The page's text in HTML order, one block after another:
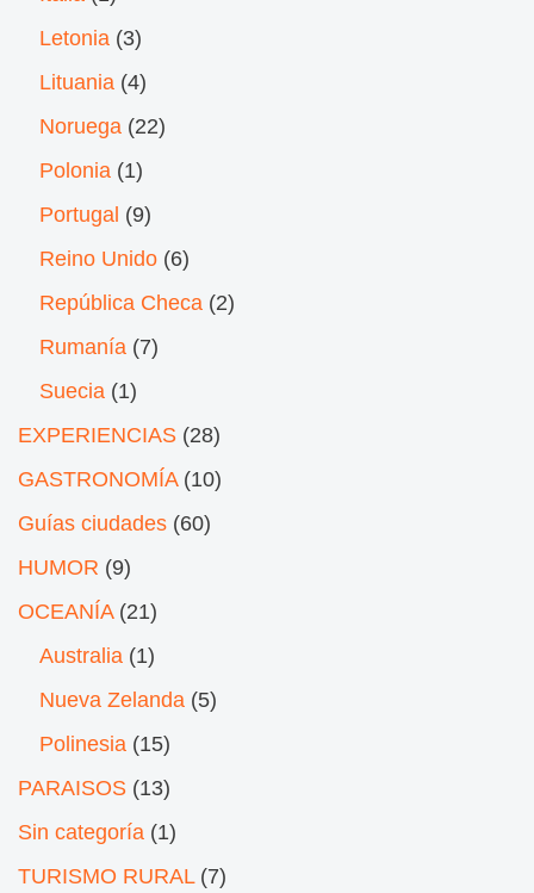
Letonia (3)
Lituania (4)
Noruega (22)
Polonia (1)
Portugal (9)
Reino Unido (6)
República Checa (2)
Rumanía (7)
Suecia (1)
EXPERIENCIAS (28)
GASTRONOMÍA(10)
Guías ciudades (60)
HUMOR (9)
OCEANÍA(21)
Australia (1)
Nueva Zelanda (5)
Polinesia (15)
PARAISOS (13)
Sin categoría (1)
TURISMO RURAL(7)